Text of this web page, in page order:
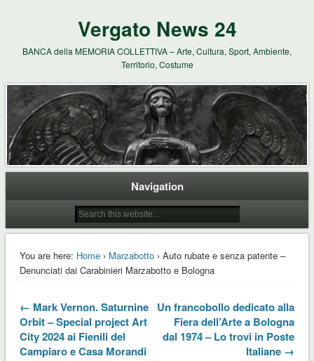
Vergato News 24
BANCA della MEMORIA COLLETTIVA – Arte, Cultura, Sport, Ambiente,
Territorio, Costume
Navigation
You are here: Home› Marzabotto› Auto rubate e senza patente –
Denunciati dai Carabinieri Marzabotto e Bologna
← Mark Vernon. Saturnine
Orbit – Special project Art
City 2024 ai Fienili del
Campiaro e Casa Morandi
Un francobollo dedicato alla
Fiera dell’Arte a Bologna
dal 1974 – Lo trovi in Poste
Italiane →